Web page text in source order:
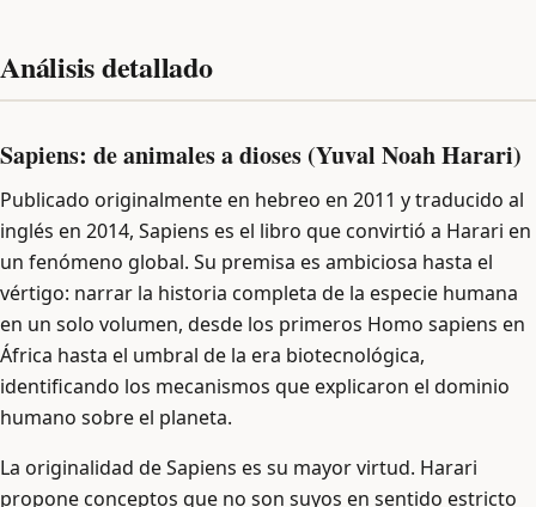
Análisis detallado
Sapiens: de animales a dioses (Yuval Noah Harari)
Publicado originalmente en hebreo en 2011 y traducido al
inglés en 2014, Sapiens es el libro que convirtió a Harari en
un fenómeno global. Su premisa es ambiciosa hasta el
vértigo: narrar la historia completa de la especie humana
en un solo volumen, desde los primeros Homo sapiens en
África hasta el umbral de la era biotecnológica,
identificando los mecanismos que explicaron el dominio
humano sobre el planeta.
La originalidad de Sapiens es su mayor virtud. Harari
propone conceptos que no son suyos en sentido estricto